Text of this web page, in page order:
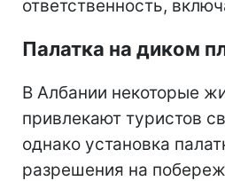
ответственность,
Палатка на диком
В Албании некоторые
привлекают туристов
однако установка
разрешения на